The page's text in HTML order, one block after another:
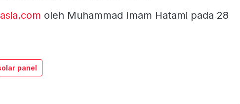
oleh Muhammad Imam Hatami pada 28
panel